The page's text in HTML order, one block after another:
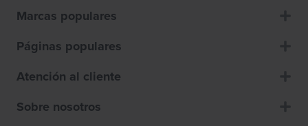
Marcas populares
Páginas populares
Atención al cliente
Sobre nosotros